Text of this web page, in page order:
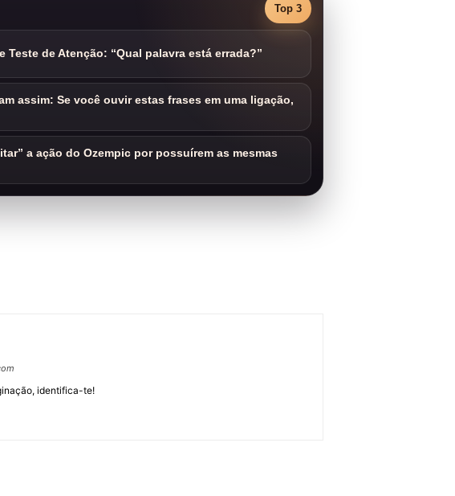
Top 3
Teste de Atenção: “Qual palavra está errada?”
assim: Se você ouvir estas frases em uma ligação,
a ação do Ozempic por possuírem as mesmas
identifica-te!